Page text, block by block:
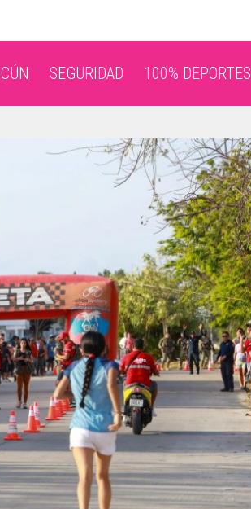
SEGURIDAD 100% DEPORTES